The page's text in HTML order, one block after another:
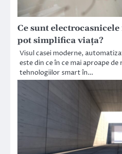
Ce sunt
pot simplifica viața?
Visul casei moderne,
este din ce în ce mai aproape
tehnologiilor smart în…